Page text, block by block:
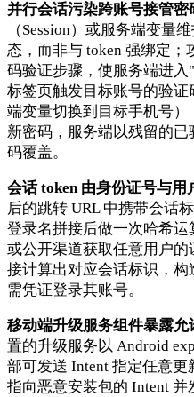
并行会话污染跨账号接管密
（Session）或服务端变量
态，而非与 token 强绑定；
码验证步骤，使服务端进
标签页触发目标账号的验
端变量切换到目标手机号
新密码，服务端以残留的
码覆盖。
会话 token 由身份证号与用
后的跳转 URL 中携带会话
登录名拼接后做一次哈希
或公开渠道获取任意用户
接计算出对应会话标识，
需凭证登录其账号。
移动端升级服务组件暴露
置的升级服务以 Android
部可发送 Intent 指定任意
指向恶意安装包的 Intent 并